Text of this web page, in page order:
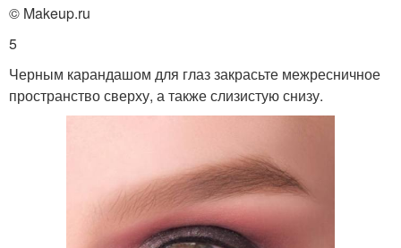
© Makeup.ru
5
Черным карандашом для глаз закрасьте межресничное
пространство сверху, а также слизистую снизу.